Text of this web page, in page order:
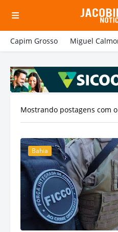
Capim Grosso Miguel
Mostrando postagens com
Bahia